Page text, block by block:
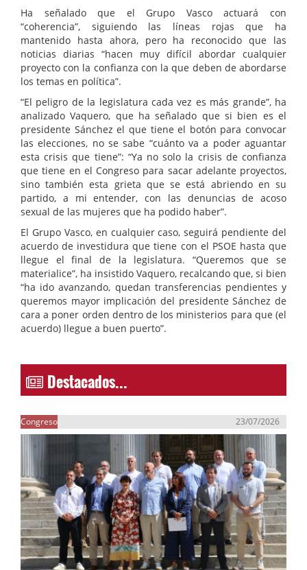
Ha señalado que el Grupo Vasco actuará con
“coherencia”, siguiendo las líneas rojas que ha
mantenido hasta ahora, pero ha reconocido que las
noticias diarias “hacen muy difícil abordar cualquier
proyecto con la confianza con la que deben de abordarse
los temas en política”.
“El peligro de la legislatura cada vez es más grande”, ha
analizado Vaquero, que ha señalado que si bien es el
presidente Sánchez el que tiene el botón para convocar
las elecciones, no se sabe “cuánto va a poder aguantar
esta crisis que tiene”: “Ya no solo la crisis de confianza
que tiene en el Congreso para sacar adelante proyectos,
sino también esta grieta que se está abriendo en su
partido, a mi entender, con las denuncias de acoso
sexual de las mujeres que ha podido haber”.
El Grupo Vasco, en cualquier caso, seguirá pendiente del
acuerdo de investidura que tiene con el PSOE hasta que
llegue el final de la legislatura. “Queremos que se
materialice”, ha insistido Vaquero, recalcando que, si bien
“ha ido avanzando, quedan transferencias pendientes y
queremos mayor implicación del presidente Sánchez de
cara a poner orden dentro de los ministerios para que (el
acuerdo) llegue a buen puerto”.
Destacados...
Congreso 23/07/2026